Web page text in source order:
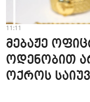
11:11
მებაჟე
ოდენობით
ოქროს